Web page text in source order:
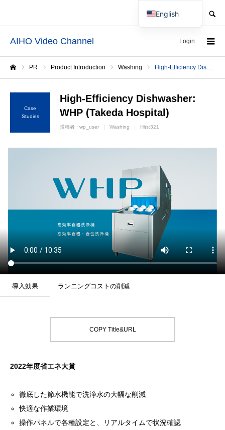
AIHO Video Channel Login
PR Product Introduction Washing High-Efficiency Dishwasher: WHP (Takeda Hospital)
Case
Studies
High-Efficiency Dishwasher:
WHP (Takeda Hospital)
投稿者 : wp_user Washing Hits:321
導入効果 ランニングコストの削減
COPY Title&URL
2022年度省エネ大賞
徹底した節水機能で洗浄水の大幅な削減
快適な作業環境
操作パネルで各種設定と、リアルタイムで状況確認
English